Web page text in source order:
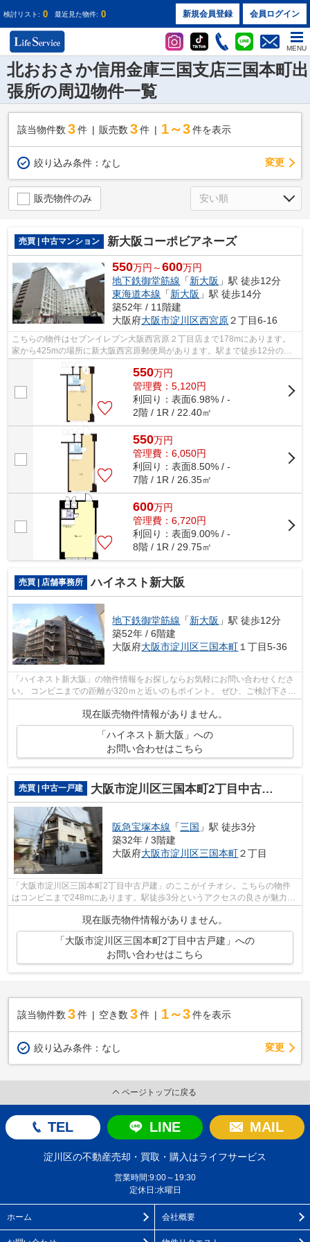
検討リスト: 0 最近見た物件: 0 新規会員登録 会員ログイン
MENU
北おおさか信用金庫三国支店三国本町出
張所の周辺物件一覧
該当物件数 3件 販売数 3 件 1～3 件を表示
絞り込み条件： なし 変更
販売物件のみ
売買 | 中古マンション 新大阪コーポビアネーズ
550万円～600万円
地下鉄御堂筋線 「新大阪 」駅 徒歩12分
東海道本線 「新大阪 」駅 徒歩14分
築52年 / 11階建
大阪府大阪市淀川区西宮原２丁目6-16
こちらの物件はセブンイレブン大阪西宮原２丁目店まで178mにあります。
家から425mの場所に新大阪西宮原郵便局があります。駅まで徒歩12分の物
件です。エレベーターが2基あります。大阪...
550万円
管理費：5,120円
利回り：表面6.98% / -
2階 / 1R / 22.40㎡
550万円
管理費：6,050円
利回り：表面8.50% / -
7階 / 1R / 26.35㎡
600万円
管理費：6,720円
利回り：表面9.00% / -
8階 / 1R / 29.75㎡
売買 | 店舗事務所 ハイネスト新大阪
地下鉄御堂筋線 「新大阪 」駅 徒歩12分
築52年 / 6階建
大阪府大阪市淀川区三国本町 １丁目5-36
「ハイネスト新大阪」の物件情報をお探しならお気軽にお問い合わせくださ
い。 コンビニまでの距離が320ｍと近いのもポイント。 ぜひ、ご検討下さ
い。
現在販売物件情報がありません。
「ハイネスト新大阪」への
お問い合わせはこちら
売買 | 中古一戸建 大阪市淀川区三国本町2丁目中古戸建
阪急宝塚本線 「三国 」駅 徒歩3分
築32年 / 3階建
大阪府大阪市淀川区三国本町２丁目
「大阪市淀川区三国本町2丁目中古戸建」のここがイチオシ。こちらの物件
はコンビニまで248mにあります。駅徒歩3分というアクセスの良さが魅力的
な物件です。中古の戸建て物件は便利な...
現在販売物件情報がありません。
「大阪市淀川区三国本町2丁目中古戸建」への
お問い合わせはこちら
該当物件数 3件 空き数 3 件 1～3 件を表示
絞り込み条件： なし 変更
ページトップに戻る
TEL LINE MAIL
淀川区の不動産売却・買取・購入はライフサービス
営業時間:9:00～19:30
定休日:水曜日
ホーム 会社概要